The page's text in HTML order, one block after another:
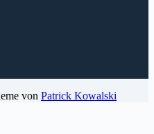
von Patrick Kowalski